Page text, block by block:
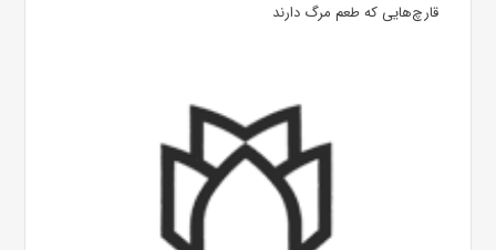
قارچ‌هایی که طعم مرگ دارند